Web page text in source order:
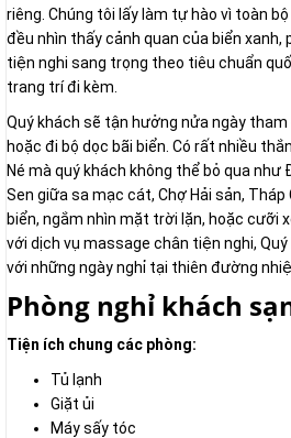
riêng. Chúng tôi lấy làm tự hào vì toàn
đều nhìn thấy cảnh quan của biển
tiện nghi sang trọng theo tiêu chuẩn
trang trí đi kèm.
Quý khách sẽ tận hưởng nửa ngày tham
hoặc đi bộ dọc bãi biển. Có rất nhiều
Né mà quý khách không thể bỏ qua như
Sen giữa sa mạc cát, Chợ Hải sản,
biển, ngắm nhìn mặt trời lặn, hoặc cưỡi
với dịch vụ massage chân tiện nghi,
với những ngày nghỉ tại thiên đường
Phòng nghỉ khách
Tiện ích chung các phòng:
Tủ lạnh
Giặt ủi
Máy sấy tóc